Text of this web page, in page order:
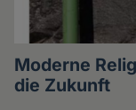
Moderne
die Zukunft